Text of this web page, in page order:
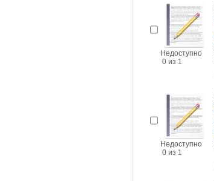
Недоступно
0 из 1
Недоступно
0 из 1